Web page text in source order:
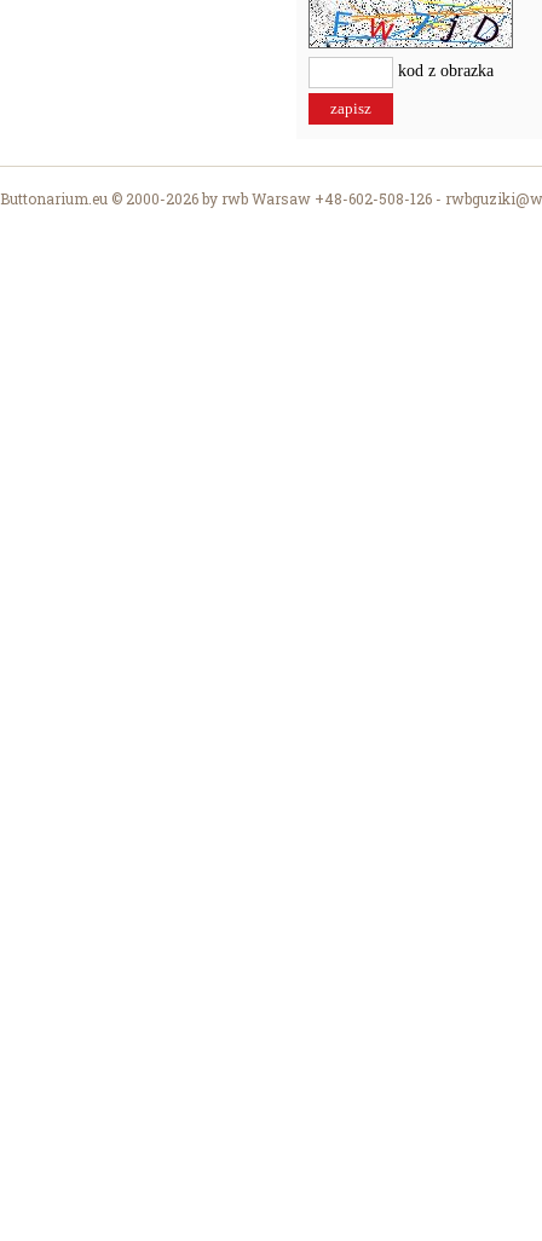
kod z obrazka
Buttonarium.eu © 2000-2026 by rwb Warsaw +48-602-508-126 -